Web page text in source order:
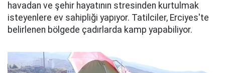
havadan ve şehir hayatının stresinden kurtulmak
isteyenlere ev sahipliği yapıyor. Tatilciler, Erciyes'te
belirlenen bölgede çadırlarda kamp yapabiliyor.